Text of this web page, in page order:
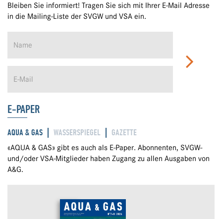
Bleiben Sie informiert! Tragen Sie sich mit Ihrer E-Mail Adresse
in die Mailing-Liste der SVGW und VSA ein.
E-PAPER
AQUA & GAS WASSERSPIEGEL GAZETTE
«AQUA & GAS» gibt es auch als E-Paper. Abonnenten, SVGW-
und/oder VSA-Mitglieder haben Zugang zu allen Ausgaben von
A&G.